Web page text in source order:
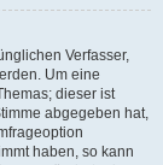
Verfasser,
Um eine
dieser ist
abgegeben hat,
haben, so kann